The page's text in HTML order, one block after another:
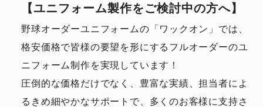
【ユニフォーム製作をご検討中の方へ】
野球オーダーユニフォームの「ワックオン」では、
格安価格で皆様の要望を形にするフルオーダーのユ
ニフォーム制作を実現しています！
圧倒的な価格だけでなく、豊富な実績、担当者によ
るきめ細やかなサポートで、多くのお客様に支持さ